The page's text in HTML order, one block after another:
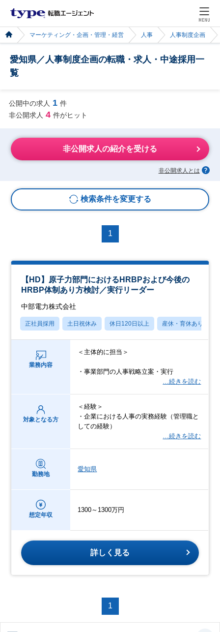
MENU
マーケティング・企画・管理・経営 人事 人事制度企画
愛知県／人事制度企画の転職・求人・中途採用一
覧
公開中の求人 1 件
非公開求人 4 件がヒット
非公開求人の紹介を受ける
非公開求人とは
検索条件を変更する
1
【HD】原子力部門におけるHRBPおよび今後の
HRBP体制あり方検討／実行リーダー
中部電力株式会社
正社員採用 土日祝休み 休日120日以上 産休・育休あり
業務内容
＜主体的に担当＞
・事業部門の人事戦略立案・実行
…続きを読む
対象となる方
＜経験＞
・企業における人事の実務経験（管理職と
しての経験）
…続きを読む
勤務地
愛知県
想定年収
1300～1300万円
詳しく見る
1